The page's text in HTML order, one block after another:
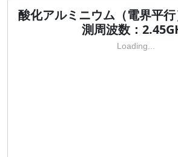
酸化アルミニウム（電界平
測周波数：
Loading...